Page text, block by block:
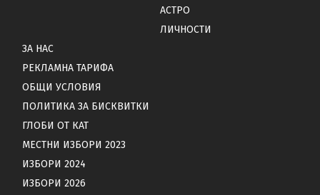
АСТРО
ЛИЧНОСТИ
ЗА НАС
РЕКЛАМНА ТАРИФА
ОБЩИ УСЛОВИЯ
ПОЛИТИКА ЗА БИСКВИТКИ
ГЛОБИ ОТ КАТ
МЕСТНИ ИЗБОРИ 2023
ИЗБОРИ 2024
ИЗБОРИ 2026